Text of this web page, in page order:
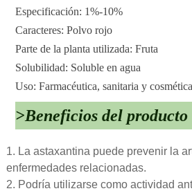
Especificación: 1%-10%
Caracteres: Polvo rojo
Parte de la planta utilizada: Fruta
Solubilidad: Soluble en agua
Uso: Farmacéutica, sanitaria y
>Beneficios del producto
1. La astaxantina puede prevenir la
enfermedades relacionadas.
2. Podría utilizarse como actividad